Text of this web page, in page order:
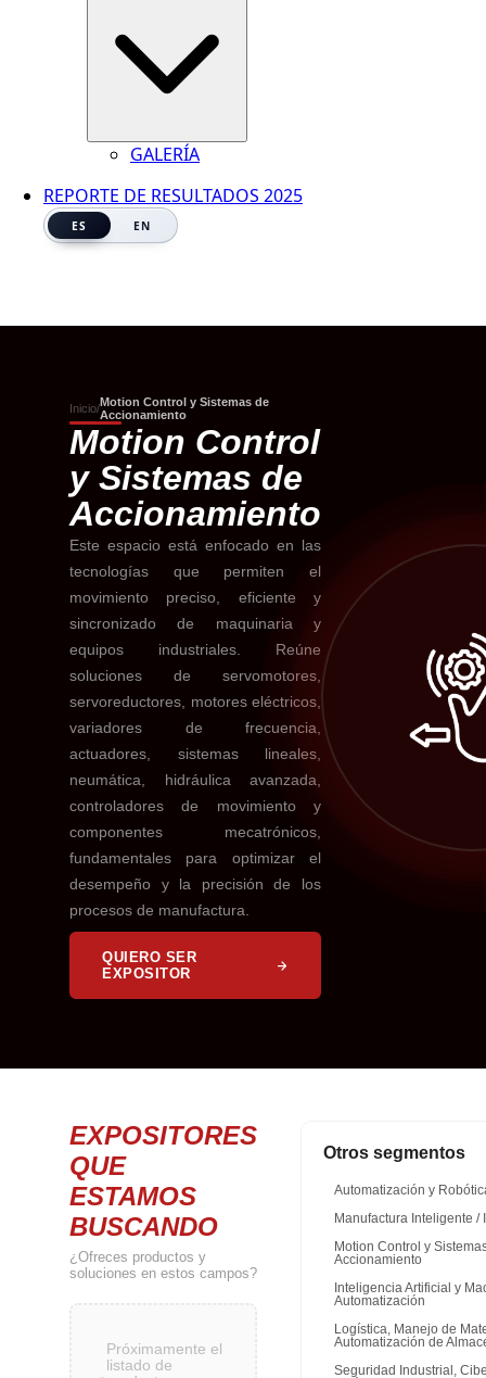
GALERÍA
REPORTE DE RESULTADOS 2025
ES EN
Inicio/Motion Control y Sistemas de
Accionamiento
Motion Control
y Sistemas de
Accionamiento
Este espacio está enfocado en las
tecnologías que permiten el
movimiento preciso, eficiente y
sincronizado de maquinaria y
equipos industriales. Reúne
soluciones de servomotores,
servoreductores, motores eléctricos,
variadores de frecuencia,
actuadores, sistemas lineales,
neumática, hidráulica avanzada,
controladores de movimiento y
componentes mecatrónicos,
fundamentales para optimizar el
desempeño y la precisión de los
procesos de manufactura.
QUIERO SER
EXPOSITOR
EXPOSITORES
QUE
ESTAMOS
BUSCANDO
¿Ofreces productos y
soluciones en estos campos?
Próximamente el
listado de
Otros segmentos
Automatización y
Manufactura Inteligente /
Motion Control y
Accionamiento
Inteligencia Artificial y
Automatización
Logística, Manejo de
Automatización de
Seguridad Industrial,